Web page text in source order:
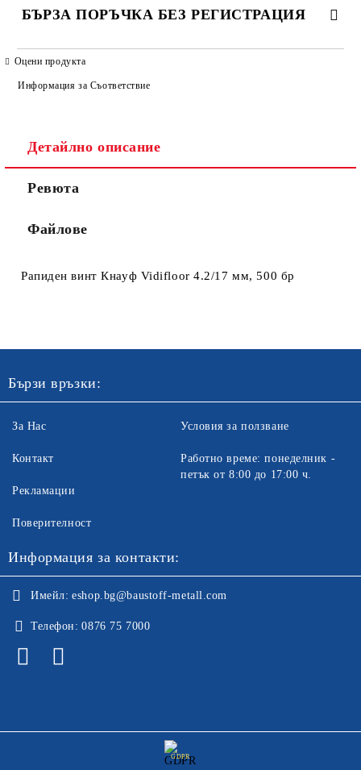
БЪРЗА ПОРЪЧКА БЕЗ РЕГИСТРАЦИЯ
цена не включва транспорт.
Оцени продукта
Информация за Съответствие
Детайлно описание
Ревюта
Файлове
Рапиден винт Кнауф Vidifloor 4.2/17 мм, 500 бр
Бързи връзки:
За Нас
Контакт
Рекламации
Поверителност
Условия за ползване
Работно време: понеделник -
петък от 8:00 до 17:00 ч.
Информация за контакти:
Имейл: eshop.bg@baustoff-metall.com
Телефон: 0876 75 7000
GDPR